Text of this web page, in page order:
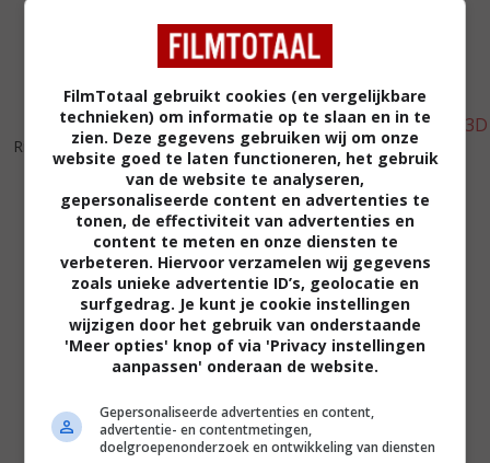
5, 7
Riddick (2013) 4,8
Walking with Dinosaurs 3D
(2013)
FilmTotaal gebruikt cookies (en vergelijkbare
technieken) om informatie op te slaan en in te
zien. Deze gegevens gebruiken wij om onze
website goed te laten functioneren, het gebruik
van de website te analyseren,
gepersonaliseerde content en advertenties te
tonen, de effectiviteit van advertenties en
content te meten en onze diensten te
verbeteren. Hiervoor verzamelen wij gegevens
zoals unieke advertentie ID’s, geolocatie en
surfgedrag. Je kunt je cookie instellingen
wijzigen door het gebruik van onderstaande
'Meer opties' knop of via 'Privacy instellingen
aanpassen' onderaan de website.
Gepersonaliseerde advertenties en content,
advertentie- en contentmetingen,
doelgroepenonderzoek en ontwikkeling van diensten